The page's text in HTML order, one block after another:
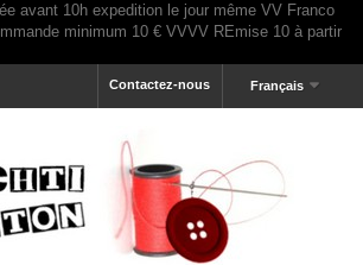
Français
Contactez-nous